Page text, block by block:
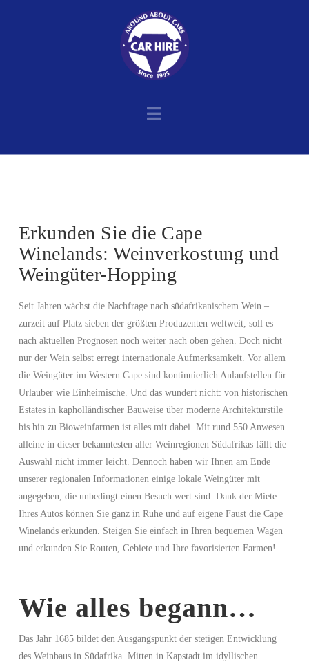
Navigation
Erkunden Sie die Cape
Winelands: Weinverkostung und
Weingüter-Hopping
Seit Jahren wächst die Nachfrage nach südafrikanischem Wein –
zurzeit auf Platz sieben der größten Produzenten weltweit, soll es
nach aktuellen Prognosen noch weiter nach oben gehen. Doch nicht
nur der Wein selbst erregt internationale Aufmerksamkeit. Vor allem
die Weingüter im Western Cape sind kontinuierlich Anlaufstellen für
Urlauber wie Einheimische. Und das wundert nicht: von historischen
Estates in kapholländischer Bauweise über moderne Architekturstile
bis hin zu Bioweinfarmen ist alles mit dabei. Mit rund 550 Anwesen
alleine in dieser bekanntesten aller Weinregionen Südafrikas fällt die
Auswahl nicht immer leicht. Dennoch haben wir Ihnen am Ende
unserer regionalen Informationen einige lokale Weingüter mit
angegeben, die unbedingt einen Besuch wert sind. Dank der Miete
Ihres Autos können Sie ganz in Ruhe und auf eigene Faust die Cape
Winelands erkunden. Steigen Sie einfach in Ihren bequemen Wagen
und erkunden Sie Routen, Gebiete und Ihre favorisierten Farmen!
Wie alles begann…
Das Jahr 1685 bildet den Ausgangspunkt der stetigen Entwicklung
des Weinbaus in Südafrika. Mitten in Kapstadt im idyllischen